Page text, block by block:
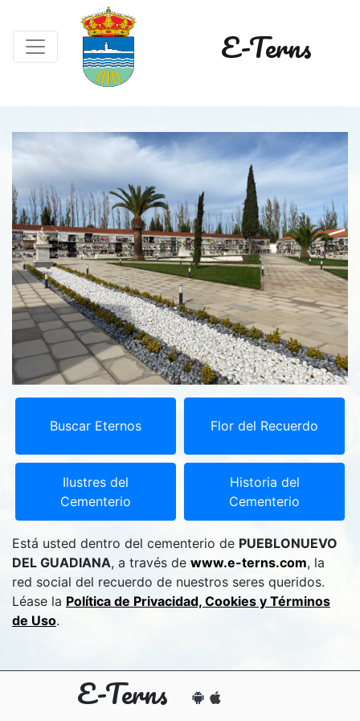
E-Terns
Buscar Eternos Flor del Recuerdo
Ilustres del
Cementerio
Historia del
Cementerio
Está usted dentro del cementerio de PUEBLONUEVO
DEL GUADIANA, a través de www.e-terns.com, la
red social del recuerdo de nuestros seres queridos.
Léase la Política de Privacidad, Cookies y Términos
de Uso.
E-Terns